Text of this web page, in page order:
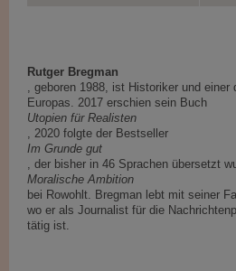
Rutger Bregman
, geboren 1988, ist Historiker und
Europas. 2017 erschien sein Buch
Utopien für Realisten
, 2020 folgte der Bestseller
Im Grunde gut
, der bisher in 46 Sprachen übersetzt
Moralische Ambition
bei Rowohlt. Bregman lebt mit seiner
wo er als Journalist für die
tätig ist.